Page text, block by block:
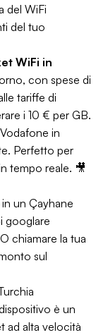
del WiFi
del tuo
WiFi in
con spese di
tariffe di
i 10 € per GB.
in
Perfetto per
tempo reale. 🎥
un Çayhane
googlare
chiamare la tua
sul
è un
ad alta velocità